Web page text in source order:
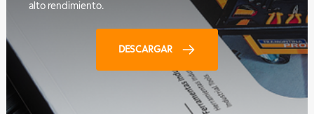
alto rendimiento.
DESCARGAR